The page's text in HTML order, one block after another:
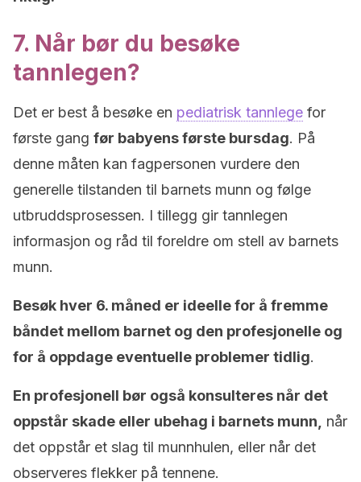
7. Når bør du besøke
tannlegen?
Det er best å besøke en pediatrisk tannlege for
første gang før babyens første bursdag. På
denne måten kan fagpersonen vurdere den
generelle tilstanden til barnets munn og følge
utbruddsprosessen. I tillegg gir tannlegen
informasjon og råd til foreldre om stell av barnets
munn.
Besøk hver 6. måned er ideelle for å fremme
båndet mellom barnet og den profesjonelle og
for å oppdage eventuelle problemer tidlig.
En profesjonell bør også konsulteres når det
oppstår skade eller ubehag i barnets munn,
når
det oppstår et slag til munnhulen, eller når det
observeres flekker på tennene.